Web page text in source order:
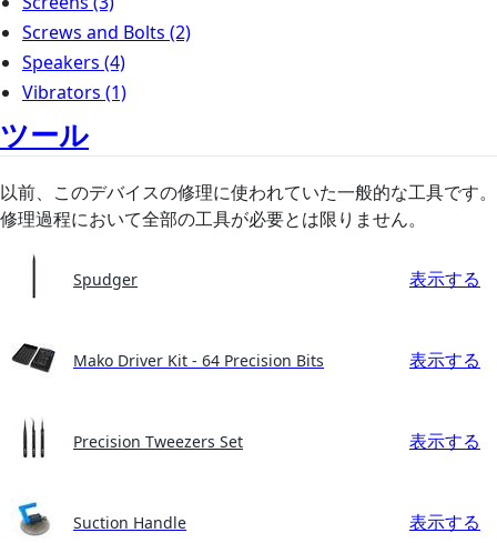
Screws and Bolts (2)
Speakers (4)
Vibrators (1)
ツール
以前、このデバイスの修理に使われていた一般的な工具です。
修理過程において全部の工具が必要とは限りません。
Spudger 表示する
Mako Driver Kit - 64 Precision Bits 表示する
Precision Tweezers Set 表示する
Suction Handle 表示する